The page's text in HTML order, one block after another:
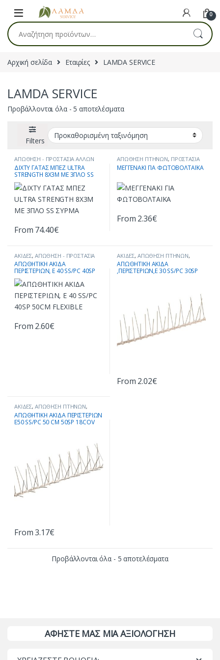
Skip to navigation
Skip to content
0
Αναζήτηση για:
Αρχική σελίδα Εταιρίες LAMDA SERVICE
LAMDA SERVICE
Προβάλλονται όλα - 5 αποτελέσματα
Filters
ΑΠΩΘΗΣΗ - ΠΡΟΣΤΑΣΙΑ ΑΛΛΩΝ
ΖΩΩΝ ,ΑΠΩΘΗΤΙΚΑ, ΔΙΧΤΥΑ
ΠΡΟΣΤΑΣΙΑ ΖΩΩΝ
ΔΙΧΤΥ ΓΑΤΑΣ ΜΠΕΖ ULTRA
STRENGTH 8X3M ΜΕ 3ΠΛΟ SS
ΣΥΡΜΑ
From 74.40€
Αυτό το προϊόν έχει πολλαπλές παραλλαγές. Οι επιλογές
ΑΠΩΘΗΣΗ ΠΤΗΝΩΝ, ΠΡΟΣΤΑΣΙΑ
ΦΩΤΟΒΟΛΤΑΙΚΩΝ
ΜΕΓΓΕΝΑΚΙ ΓΙΑ ΦΩΤΟΒΟΛΤΑΪΚΑ
From 2.36€
Αυτό το προϊόν έχει
ΑΚΙΔΕΣ, ΑΠΩΘΗΣΗ - ΠΡΟΣΤΑΣΙΑ
ΑΛΛΩΝ ΖΩΩΝ , ΑΠΩΘΗΣΗ
ΠΤΗΝΩΝ ,ΠΡΟΪΟΝΤΑ ΜΕ
ΕΚΠΤΩΣΗ
ΑΠΩΘΗΤΙΚΗ ΑΚΙΔΑ
ΠΕΡΙΣΤΕΡΙΩΝ, E 40 SS/PC 40SP
50CM FLEXIBLE
From 2.60€
Αυτό το προϊόν έχει πολλαπλές παραλλαγές. Οι επιλογές
ΑΚΙΔΕΣ, ΑΠΩΘΗΣΗ ΠΤΗΝΩΝ,
ΠΡΟΪΟΝΤΑ ΜΕ ΕΚΠΤΩΣΗ
ΑΠΩΘΗΤΙΚΗ ΑΚΙΔΑ
,ΠΕΡΙΣΤΕΡΙΩΝ,E 30 SS/PC 30SP
From 2.02€
Αυτό το προϊόν έχει
ΑΚΙΔΕΣ, ΑΠΩΘΗΣΗ ΠΤΗΝΩΝ,
ΠΡΟΪΟΝΤΑ ΜΕ ΕΚΠΤΩΣΗ
ΑΠΩΘΗΤΙΚΗ ΑΚΙΔΑ ΠΕΡΙΣΤΕΡΙΩΝ
Ε50 SS/PC 50 CM 50SP 18COV
From3.17€
Αυτό το προϊόν έχει πολλαπλές παραλλαγές. Οι επιλογές
Προβάλλονται όλα - 5 αποτελέσματα
ΑΦΗΣΤΕ ΜΑΣ ΜΙΑ ΑΞΙΟΛΟΓΗΣΗ